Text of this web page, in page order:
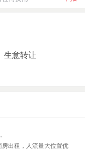
生意转让
出租，人流量大位置优